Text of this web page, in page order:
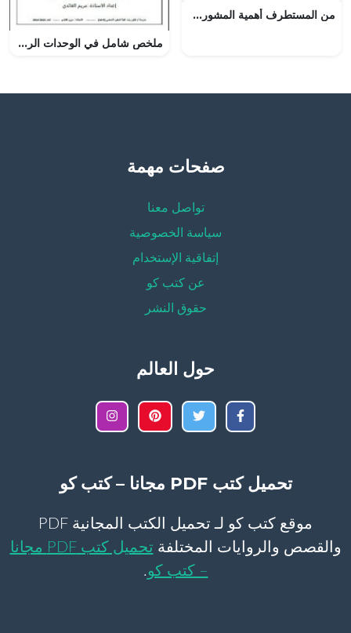
من المستطرف أهمية المشورة (لغة عربية) الثاني الثانوي
ملخص شامل في الوحدات الرابعة والخامسة والسادسة مع نماذج امتحانية (اجتماعيات) العاشر
صفحات مهمة
تواصل معنا
سياسة الخصوصية
إتفاقية الإستخدام
عن كتب كو
حقوق النشر
حول العالم
تحميل كتب PDF مجانا – كتب كو
موقع كتب كو لـ تحميل الكتب المجانية PDF
والقصص والروايات المختلفة
تحميل كتب PDF مجانا
– كتب كو.